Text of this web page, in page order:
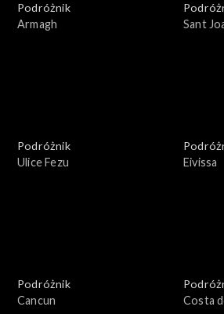
Podróżnik
Armagh
Sant
Podróżnik
Ulice Fezu
Eivissa
Podróżnik
Cancun
Costa